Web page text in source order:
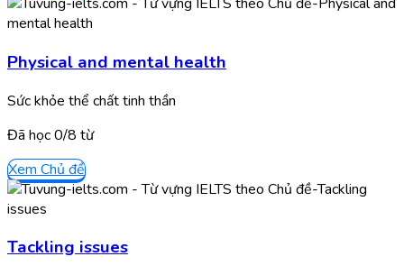
Physical and mental health
Sức khỏe thể chất tinh thần
Đã học0/8 từ
Xem Chủ đề
Tackling issues